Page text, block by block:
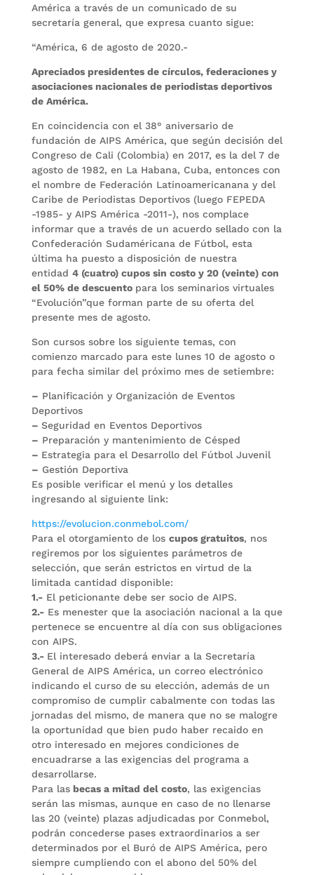
América a través de un comunicado de su
secretaría general, que expresa cuanto sigue:
“América, 6 de agosto de 2020.-
Apreciados presidentes de círculos, federaciones y
asociaciones nacionales de periodistas deportivos
de América.
En coincidencia con el 38° aniversario de
fundación de AIPS América, que según decisión del
Congreso de Cali (Colombia) en 2017, es la del 7 de
agosto de 1982, en La Habana, Cuba, entonces con
el nombre de Federación Latinoamericanana y del
Caribe de Periodistas Deportivos (luego FEPEDA
-1985- y AIPS América -2011-), nos complace
informar que a través de un acuerdo sellado con la
Confederación Sudaméricana de Fútbol, esta
última ha puesto a disposición de nuestra
entidad 4 (cuatro) cupos sin costo y 20 (veinte) con
el 50% de descuento para los seminarios virtuales
“Evolución”que forman parte de su oferta del
presente mes de agosto.
Son cursos sobre los siguiente temas, con
comienzo marcado para este lunes 10 de agosto o
para fecha similar del próximo mes de setiembre:
– Planificación y Organización de Eventos
Deportivos
– Seguridad en Eventos Deportivos
– Preparación y mantenimiento de Césped
– Estrategia para el Desarrollo del Fútbol Juvenil
– Gestión Deportiva
Es posible verificar el menú y los detalles
ingresando al siguiente link:
https://evolucion.conmebol.com/
Para el otorgamiento de los cupos gratuitos, nos
regiremos por los siguientes parámetros de
selección, que serán estrictos en virtud de la
limitada cantidad disponible:
1.-El peticionante debe ser socio de AIPS.
2.-Es menester que la asociación nacional a la que
pertenece se encuentre al día con sus obligaciones
con AIPS.
3.- El interesado deberá enviar a la Secretaría
General de AIPS América, un correo electrónico
indicando el curso de su elección, además de un
compromiso de cumplir cabalmente con todas las
jornadas del mismo, de manera que no se malogre
la oportunidad que bien pudo haber recaido en
otro interesado en mejores condiciones de
encuadrarse a las exigencias del programa a
desarrollarse.
Para lasbecas a mitad del costo, las exigencias
serán las mismas, aunque en caso de no llenarse
las 20 (veinte) plazas adjudicadas por Conmebol,
podrán concederse pases extraordinarios a ser
determinados por el Buró de AIPS América, pero
siempre cumpliendo con el abono del 50% del